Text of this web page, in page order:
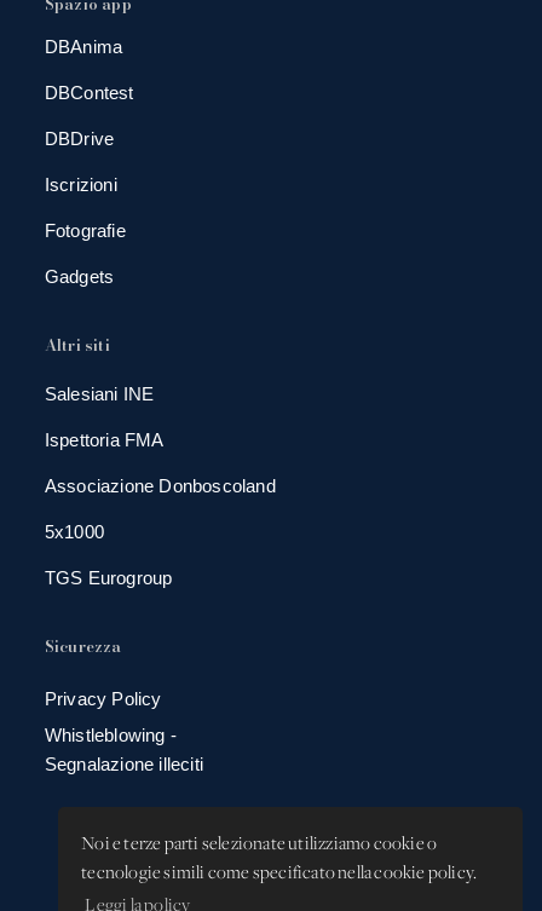
Noi e terze parti selezionate utilizziamo cookie o
tecnologie simili come specificato nella cookie policy.
Leggi la policy
DBAnima
DBContest
DBDrive
Iscrizioni
Fotografie
Gadgets
Altri siti
Salesiani INE
Ispettoria FMA
Associazione Donboscoland
5x1000
TGS Eurogroup
Sicurezza
Privacy Policy
Whistleblowing -
Segnalazione illeciti